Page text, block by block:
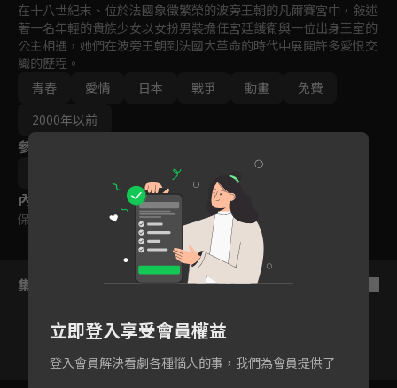
在十八世紀末、位於法國象徵繁榮的波旁王朝的凡爾賽宮中，敍述
著一名年輕的貴族少女以女扮男裝擔任宮廷護衛與一位出身王室的
公主相遇，她們在波旁王朝到法國大革命的時代中展開許多愛恨交
織的歷程。
青春
愛情 日本 戰爭 動畫
免費
2000年以前
參與演員
內容標籤
保護級
集數列表
立即登入享受會員權益
登入會員解決看劇各種惱人的事，我們為會員提供了